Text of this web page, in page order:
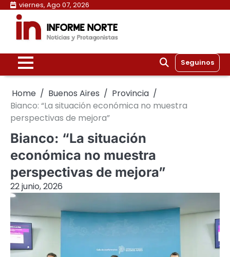
Skip
content
viernes, Ago 07, 2026
Seguinos
Home Buenos Aires
Provincia
Bianco: “La situación económica no muestra
perspectivas de mejora”
Bianco: “La situación
económica no muestra
perspectivas de mejora”
22 junio, 2026